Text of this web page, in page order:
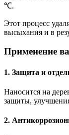
℃.
Этот процесс
высыхания и в
Применение
1. Защита и
Наносится на
защиты,
2.